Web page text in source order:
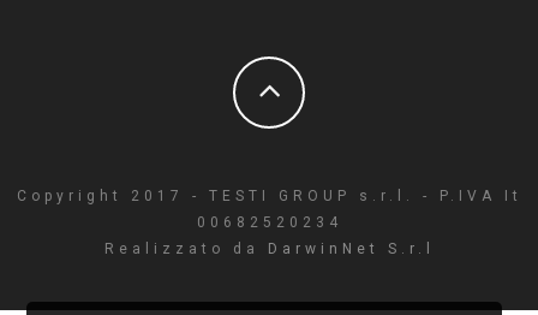
Copyright 2017 - TESTI GROUP s.r.l. - P.IVA It
00682520234
Realizzato da
DarwinNet S.r.l